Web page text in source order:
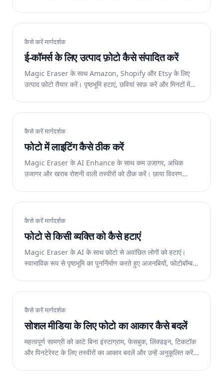
कैसे करें मार्गदर्शक
ई-कॉमर्स के लिए उत्पाद फ़ोटो कैसे संपादित करें
Magic Eraser के साथ Amazon, Shopify और Etsy के लिए
उत्पाद फ़ोटो तैयार करें। पृष्ठभूमि हटाएं, छवियां साफ़ करें और मिनटों में
कैसे करें मार्गदर्शक
फोटो में लाइटिंग कैसे ठीक करें
Magic Eraser के AI Enhance के साथ कम उजागर, अधिक
उजागर और खराब रोशनी वाली तस्वीरों को ठीक करें। छाया विवरण
कैसे करें मार्गदर्शक
फोटो से किसी व्यक्ति को कैसे हटाएं
Magic Eraser के AI के साथ फ़ोटो से अवांछित लोगों को हटाएं।
स्वाभाविक रूप से पृष्ठभूमि का पुनर्निर्माण करते हुए अजनबियों, फोटोबॉम्बर्स
कैसे करें मार्गदर्शक
सोशल मीडिया के लिए फोटो का आकार कैसे बदलें
महत्वपूर्ण सामग्री को काटे बिना इंस्टाग्राम, फेसबुक, लिंक्डइन, टिकटॉक
और पिनटेरेस्ट के लिए तस्वीरों का आकार बदलें और उन्हें अनुकूलित करें।